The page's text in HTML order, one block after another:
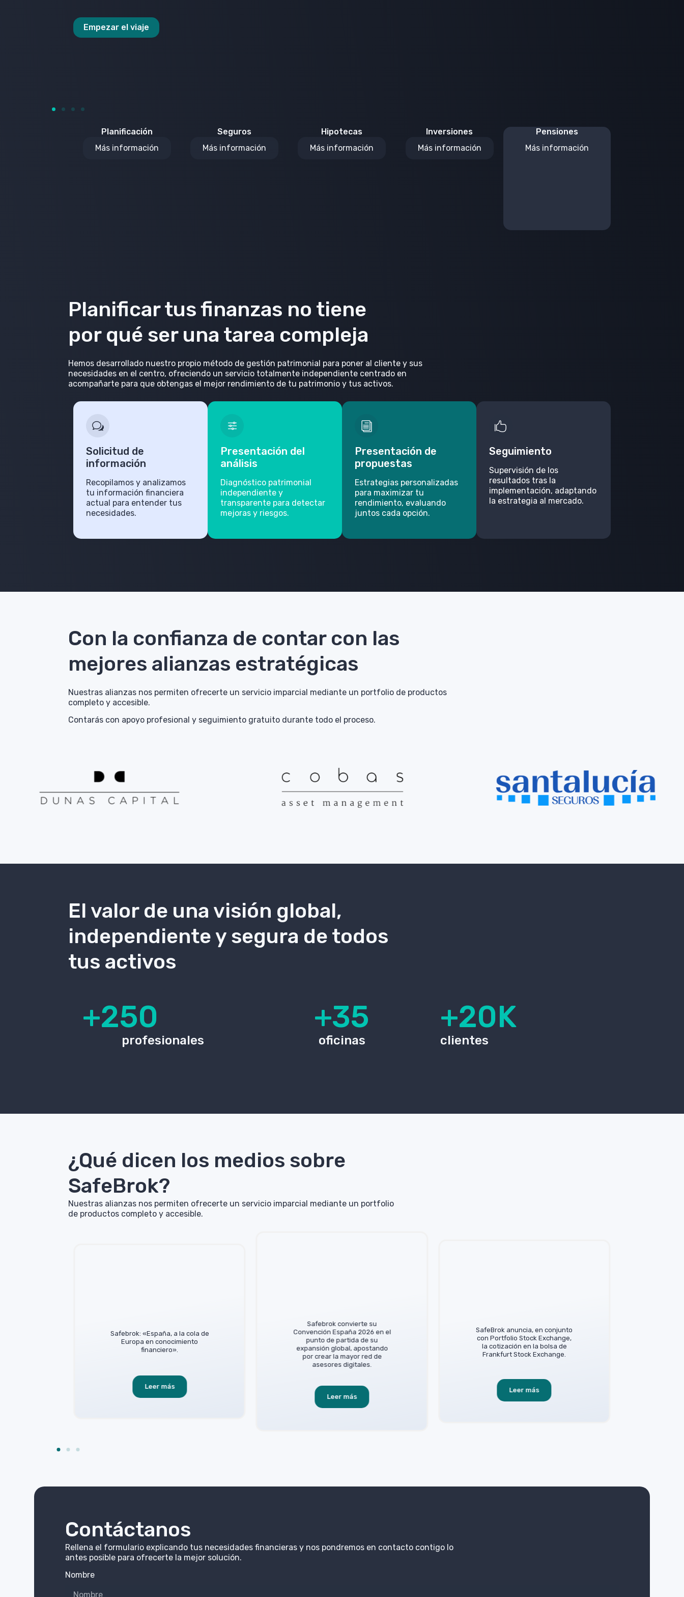
Planificación
Más información
Seguros
Más información
Hipotecas
Más información
Inversiones
Más información
Pensiones
Más información
Planificar tus finanzas no tiene
por qué ser una tarea compleja
Hemos desarrollado nuestro propio método de gestión patrimonial para poner al cliente y sus
necesidades en el centro, ofreciendo un servicio totalmente independiente centrado en
acompañarte para que obtengas el mejor rendimiento de tu patrimonio y tus activos.
Solicitud de
información
Recopilamos y analizamos
tu información financiera
actual para entender tus
necesidades.
Presentación del
análisis
Diagnóstico patrimonial
independiente y
transparente para detectar
mejoras y riesgos.
Presentación de
propuestas
Estrategias personalizadas
para maximizar tu
rendimiento, evaluando
juntos cada opción.
Seguimiento
Supervisión de los
resultados tras la
implementación, adaptando
la estrategia al mercado.
Con la confianza de contar con las
mejores alianzas estratégicas
Nuestras alianzas nos permiten ofrecerte un servicio imparcial mediante un portfolio de productos
completo y accesible.
Contarás con apoyo profesional y seguimiento gratuito durante todo el proceso.
El valor de una visión global,
independiente y segura de todos
tus activos
+250
profesionales
+35
oficinas
+20K
clientes
¿Qué dicen los medios sobre
SafeBrok?
Nuestras alianzas nos permiten ofrecerte un servicio imparcial mediante un portfolio
de productos completo y accesible.
Safebrok: «España, a la cola de
Europa en conocimiento
financiero».
Leer más
Safebrok convierte su
Convención España 2026 en el
punto de partida de su
expansión global, apostando
por crear la mayor red de
asesores digitales.
Leer más
SafeBrok anuncia, en conjunto
con Portfolio Stock Exchange,
la cotización en la bolsa de
Frankfurt Stock Exchange.
Leer más
Contáctanos
Rellena el formulario explicando tus necesidades financieras y nos pondremos en contacto contigo lo
antes posible para ofrecerte la mejor solución.
Nombre